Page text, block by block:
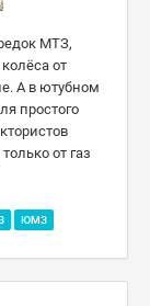
МТЗ,
от
А в ютубном
простого
от газ
ЮМЗ